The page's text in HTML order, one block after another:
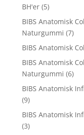
BH'er (5)
BIBS Anatomisk
Naturgummi (7)
BIBS Anatomisk
BIBS Anatomisk
Naturgummi (6)
BIBS Anatomisk
(9)
BIBS Anatomisk
(3)